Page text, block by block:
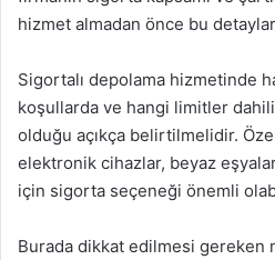
hizmet almadan önce bu
Sigortalı depolama hizmetinde
koşullarda ve hangi limitler
olduğu açıkça belirtilmelidir.
elektronik cihazlar, beyaz
için sigorta seçeneği önemli
Burada dikkat edilmesi gereken